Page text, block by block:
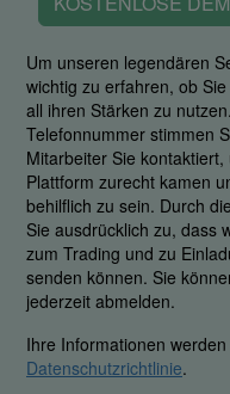
Um unseren legendären
wichtig zu erfahren, ob
all ihren Stärken zu
Telefonnummer stimmen
Mitarbeiter Sie
Plattform zurecht kamen
behilflich zu sein. Durch
Sie ausdrücklich zu, dass
zum Trading und zu
senden können. Sie
jederzeit abmelden.
Ihre Informationen
Datenschutzrichtlinie.